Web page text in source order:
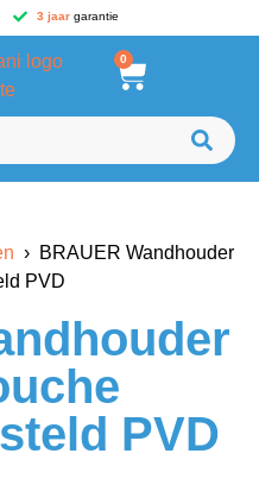
3 jaargarantie
0
› BRAUER Wandhouder
PVD
PVD